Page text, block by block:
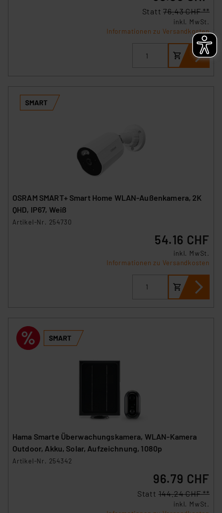
Statt76.43 CHF **
inkl. MwSt.
Informationen zu Versandkosten
OSRAM SMART+ Smart Home WLAN-Außenkamera, 2K
QHD, IP67, Weiß
Artikel-Nr. 254730
54.16 CHF
inkl. MwSt.
Informationen zu Versandkosten
Hama Smarte Überwachungskamera, WLAN-Kamera
Outdoor, Akku, Solar, Aufzeichnung, 1080p
Artikel-Nr. 254342
96.79 CHF
Statt144.24 CHF **
inkl. MwSt.